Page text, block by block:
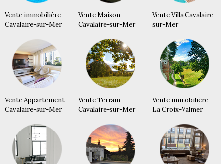
Vente immobilière
Cavalaire-sur-Mer
Vente Maison
Cavalaire-sur-Mer
Vente Villa Cavalaire-
sur-Mer
Vente Appartement
Cavalaire-sur-Mer
Vente Terrain
Cavalaire-sur-Mer
Vente immobilière
La Croix-Valmer